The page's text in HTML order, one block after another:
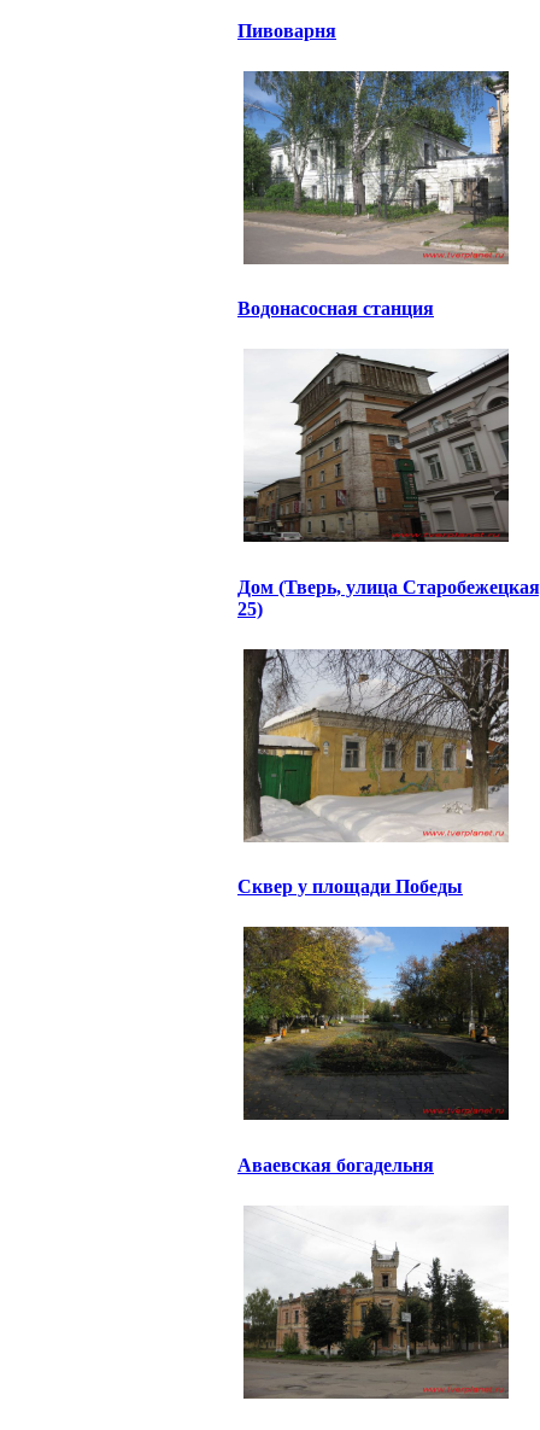
Пивоварня
Водонасосная станция
Дом (Тверь, улица
25)
Сквер у площади Победы
Аваевская богадельня